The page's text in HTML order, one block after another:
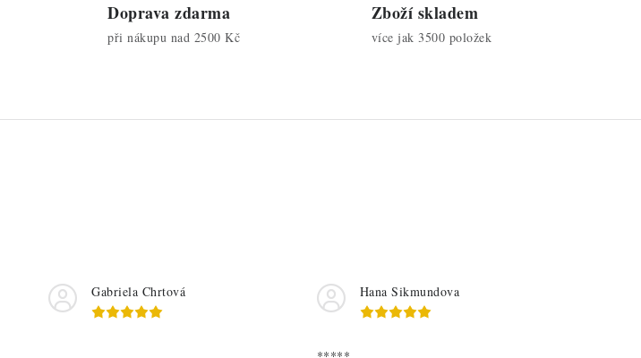
Doprava zdarma
při nákupu nad 2500 Kč
Zboží skladem
více jak 3500 položek
Gabriela Chrtová Hana Sikmundova